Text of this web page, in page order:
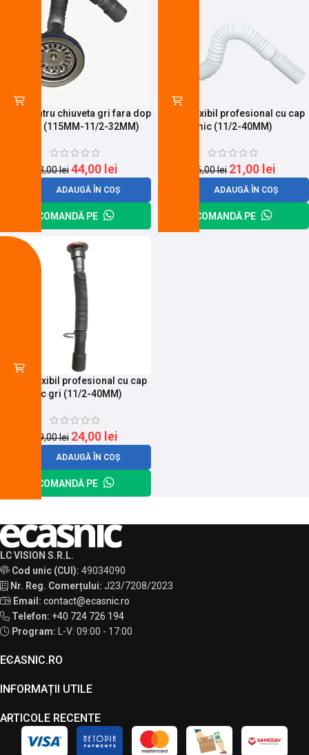
Sifon pentru chiuveta gri fara dop
cu cap (115MM-11/2-32MM)
53,00lei44,00 lei
ADAUGĂ ÎN COȘ
COMANDĂ PE
Sifon flexibil profesional cu cap
mic (11/2-40MM)
26,00lei 21,00 lei
ADAUGĂ ÎN COȘ
COMANDĂ PE
Sifon flexibil profesional cu cap
mic gri (11/2-40MM)
29,00lei 24,00 lei
ADAUGĂ ÎN COȘ
COMANDĂ PE
LC VISION S.R.L.
Cod unic (CUI): 49034090
Nr. Reg. Comerțului: J23/7208/2023
Email: contact@ecasnic.ro
Telefon: +40 724 726 194
Program:
L-V: 09:00 - 17:00
ECASNIC.RO
INFORMAȚII UTILE
ARTICOLE RECENTE